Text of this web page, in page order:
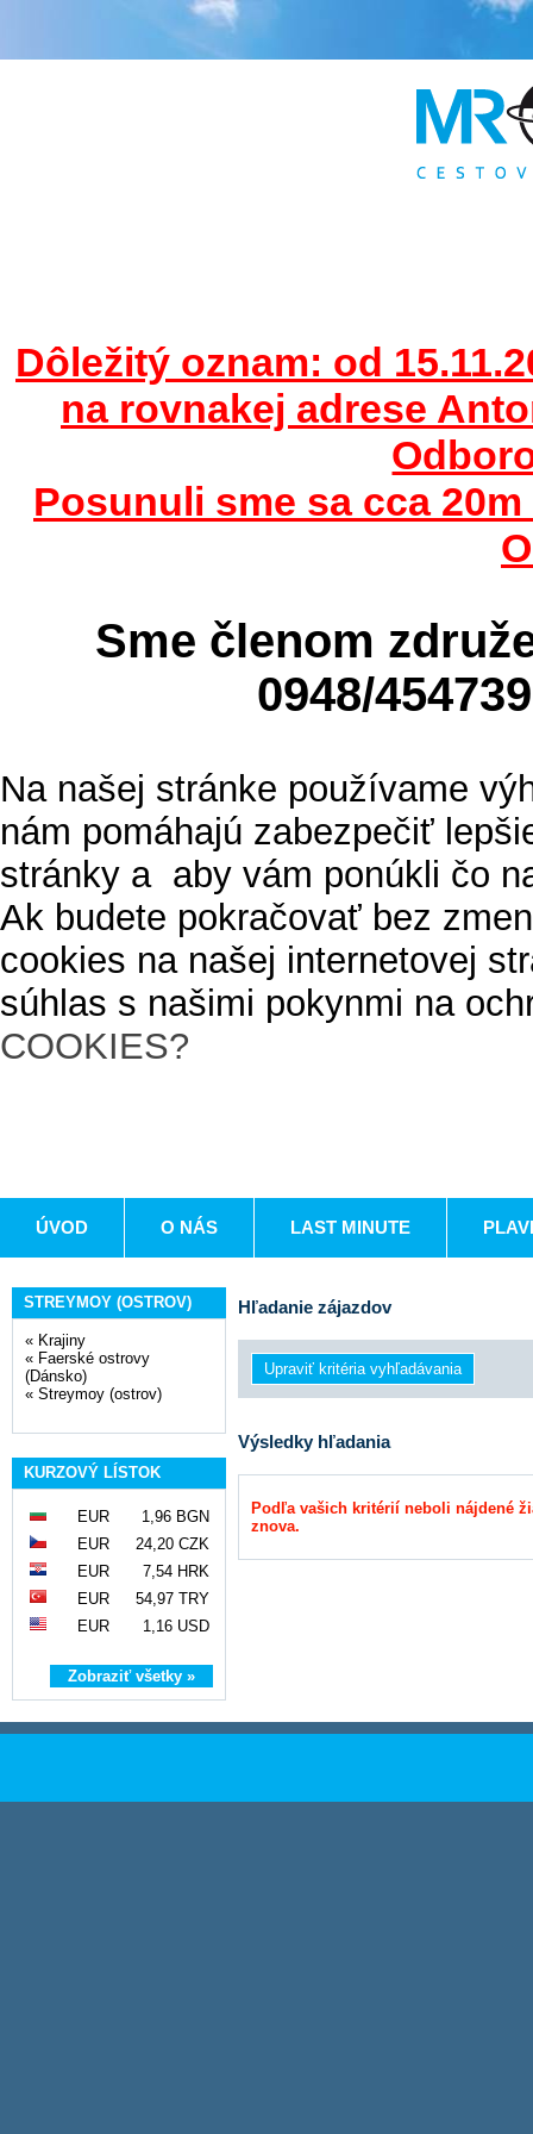
Dôležitý oznam: od
na rovnakej adrese
Posunuli sme sa cca
Sme členom
0948/
Na našej stránke používame
nám pomáhajú zabezpečiť
stránky a aby vám ponúkli čo
Ak budete pokračovať bez
cookies na našej internetovej
súhlas s našimi pokynmi na
COOKIES?
ÚVOD O NÁS LAST MINUTE
STREYMOY (OSTROV)
« Krajiny
« Faerské ostrovy
(Dánsko)
« Streymoy (ostrov)
KURZOVÝ LÍSTOK
EUR
1,96 BGN
EUR
24,20 CZK
EUR
7,54 HRK
EUR
54,97 TRY
EUR
1,16 USD
Zobraziť všetky »
Hľadanie zájazdov
Výsledky hľadania
Podľa vašich kritérií neboli nájdené
znova.